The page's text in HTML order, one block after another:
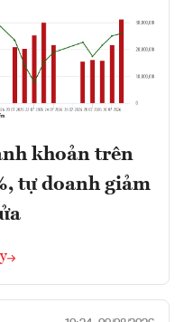
khoản trên
tự doanh giảm